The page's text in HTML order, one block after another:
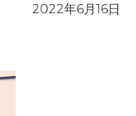
2022年6月16日